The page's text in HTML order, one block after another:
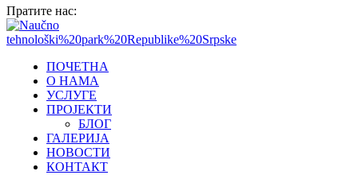
Пратите нас:
ПОЧЕТНА
О НАМА
УСЛУГЕ
ПРОЈЕКТИ
БЛОГ
ГАЛЕРИЈА
НОВОСТИ
КОНТАКТ